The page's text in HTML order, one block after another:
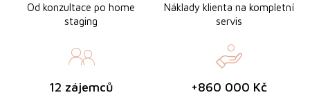
Od konzultace po home
staging
Náklady klienta na kompletní
servis
12 zájemců +860 000 Kč